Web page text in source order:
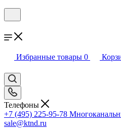
Избранные товары 0
Телефоны
+7 (495) 225-95-78
sale@ktnd.ru